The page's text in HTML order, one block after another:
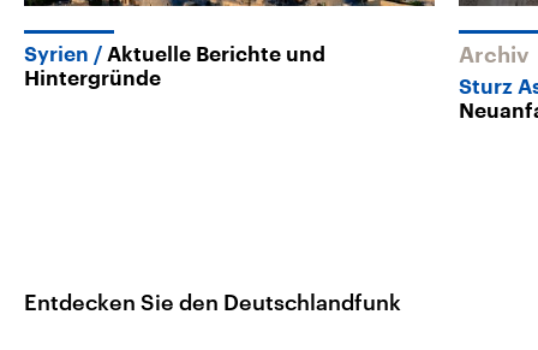
Syrien
Aktuelle Berichte und
Hintergründe
Archiv
Sturz
Entdecken Sie den Deutschlandfunk